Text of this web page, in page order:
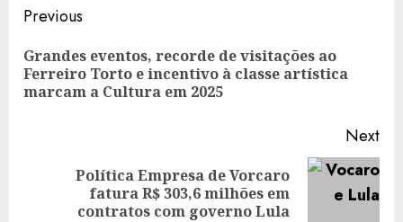
Post
navigation
Previous
Grandes eventos, recorde de visitações ao
Ferreiro Torto e incentivo à classe artística
marcam a Cultura em 2025
Next
Política Empresa de Vorcaro
fatura R$ 303,6 milhões em
contratos com governo Lula